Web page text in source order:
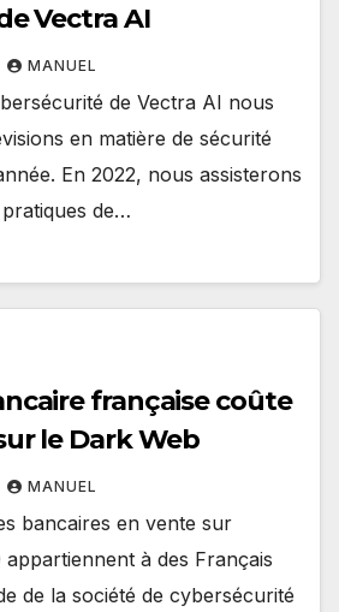
Vectra AI
MANUEL
de Vectra AI nous
en matière de sécurité
En 2022, nous assisterons
de…
française coûte
le Dark Web
MANUEL
bancaires en vente sur
à des Français
de la société de cybersécurité